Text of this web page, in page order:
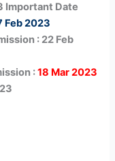
Important Date
Feb 2023
: 22 Feb
:18 Mar 2023